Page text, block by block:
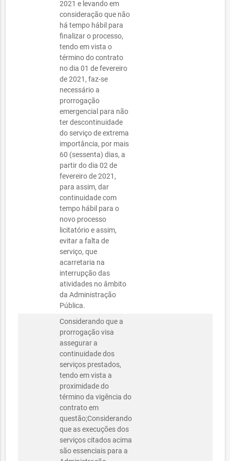
2021 e levando em
consideração que não
há tempo hábil para
finalizar o processo,
tendo em vista o
término do contrato
no dia 01 de fevereiro
de 2021, faz-se
necessário a
prorrogação
emergencial para não
ter descontinuidade
do serviço de extrema
importância, por mais
60 (sessenta) dias, a
partir do dia 02 de
fevereiro de 2021,
para assim, dar
continuidade com
tempo hábil para o
novo processo
licitatório e assim,
evitar a falta de
serviço, que
acarretaria na
interrupção das
atividades no âmbito
da Administração
Pública.
Considerando que a
prorrogação visa
assegurar a
continuidade dos
serviços prestados,
tendo em vista a
proximidade do
término da vigência do
contrato em
questão;Considerando
que as execuções dos
serviços citados acima
são essenciais para a